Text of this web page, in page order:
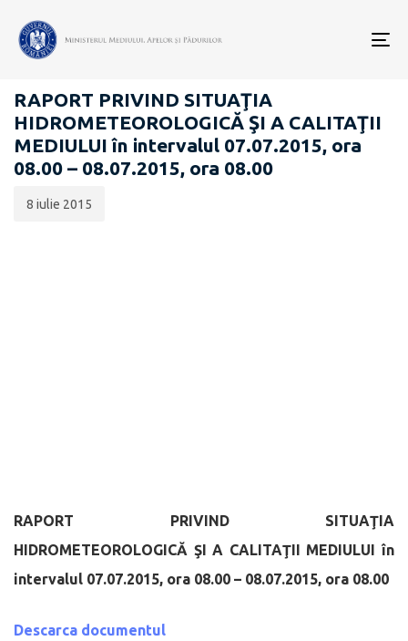
RAPOARTE ZILNICE STAREA MEDIULUI
RAPORT PRIVIND SITUAŢIA
HIDROMETEOROLOGICĂ ŞI A CALITAŢII
MEDIULUI în intervalul 07.07.2015, ora
08.00 – 08.07.2015, ora 08.00
publicării:
8 iulie 2015
RAPORT PRIVIND SITUAŢIA
HIDROMETEOROLOGICĂ ŞI A CALITAŢII MEDIULUIîn
intervalul 07.07.2015, ora 08.00 – 08.07.2015, ora 08.00
Descarca documentul